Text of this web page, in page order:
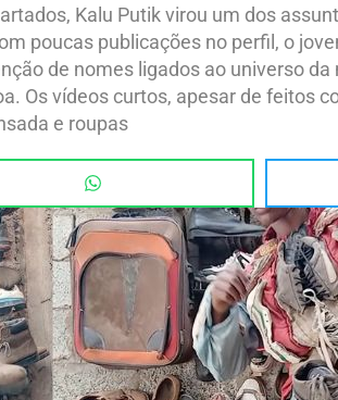
Kalu Putik virou um dos
poucas publicações no perfil, o
de nomes ligados ao universo
Os vídeos curtos, apesar de feitos
e roupas